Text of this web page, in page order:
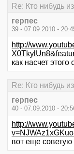
Re: Кто нибудь
герпес
39 - 07.09.2010 -
http://
как насчет этого
Re: Кто нибудь
герпес
40 - 07.09.2010 -
http://
вот еще советую